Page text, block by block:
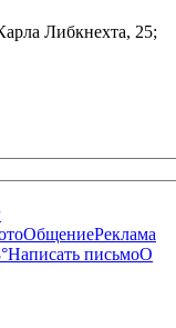
Либкнехта, 25;
ОбщениеРеклама
Написать письмоО